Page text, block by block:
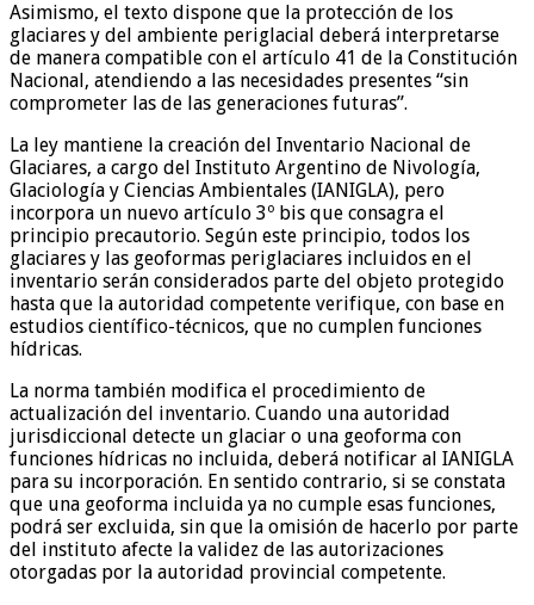
Asimismo, el texto dispone que la protección de los
glaciares y del ambiente periglacial deberá interpretarse
de manera compatible con el artículo 41 de la Constitución
Nacional, atendiendo a las necesidades presentes “sin
comprometer las de las generaciones futuras”.
La ley mantiene la creación del Inventario Nacional de
Glaciares, a cargo del Instituto Argentino de Nivología,
Glaciología y Ciencias Ambientales (IANIGLA), pero
incorpora un nuevo artículo 3º bis que consagra el
principio precautorio. Según este principio, todos los
glaciares y las geoformas periglaciares incluidos en el
inventario serán considerados parte del objeto protegido
hasta que la autoridad competente verifique, con base en
estudios científico-técnicos, que no cumplen funciones
hídricas.
La norma también modifica el procedimiento de
actualización del inventario. Cuando una autoridad
jurisdiccional detecte un glaciar o una geoforma con
funciones hídricas no incluida, deberá notificar al IANIGLA
para su incorporación. En sentido contrario, si se constata
que una geoforma incluida ya no cumple esas funciones,
podrá ser excluida, sin que la omisión de hacerlo por parte
del instituto afecte la validez de las autorizaciones
otorgadas por la autoridad provincial competente.